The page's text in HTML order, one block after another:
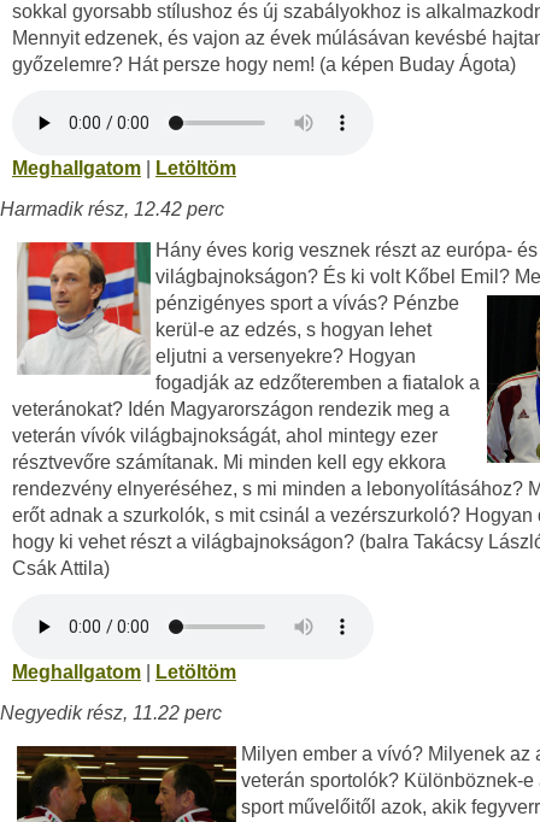
sokkal gyorsabb stílushoz és új szabályokhoz is
Mennyit edzenek, és vajon az évek múlásávan kevésbé
győzelemre? Hát persze hogy nem! (a képen Buday Ágota)
Meghallgatom
Letöltöm
Harmadik rész, 12.42 perc
Hány éves korig vesznek részt az európa- és
világbajnokságon? És ki volt Kőbel Emil?
pénzigényes sport a vívás? Pénzbe
kerül-e az edzés, s hogyan lehet
eljutni a versenyekre? Hogyan
fogadják az edzőteremben a fiatalok a
veteránokat? Idén Magyarországon rendezik meg a
veterán vívók világbajnokságát, ahol mintegy ezer
résztvevőre számítanak. Mi minden kell egy ekkora
rendezvény elnyeréséhez, s mi minden a lebonyolításához?
erőt adnak a szurkolók, s mit csinál a vezérszurkoló? Hogyan
hogy ki vehet részt a világbajnokságon? (balra Takácsy
Csák Attila)
Meghallgatom
Letöltöm
Negyedik rész, 11.22 perc
Milyen ember a vívó? Milyenek az
veterán sportolók? Különböznek-e
sport művelőitől azok, akik